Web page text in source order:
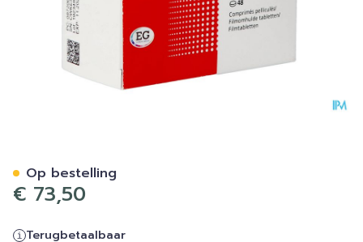
€ 73,50
Terugbetaalbaar
Op bestelling